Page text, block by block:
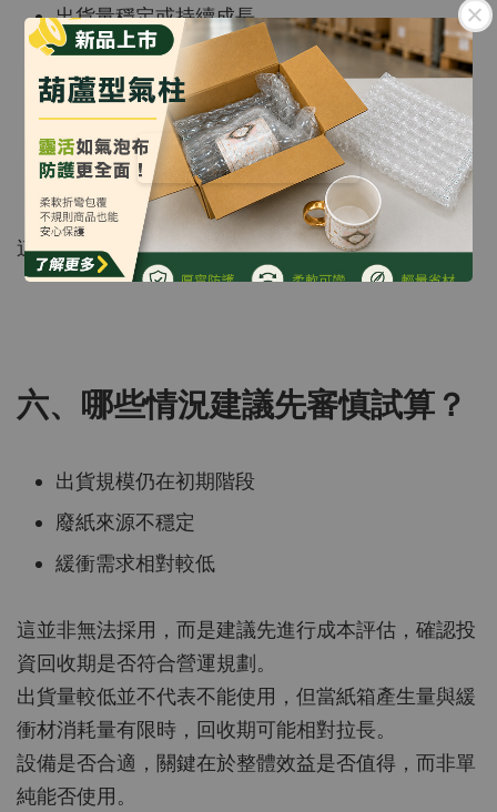
出貨量穩定或持續成長
有固定紙箱來源
緩衝材支出逐年增加
包裝區有空間壓力
有減廢或ESG目標
這類企業較容易看到投資回收效果。
六、哪些情況建議先審慎試算？
出貨規模仍在初期階段
廢紙來源不穩定
緩衝需求相對較低
這並非無法採用，而是建議先進行成本評估，確認投
資回收期是否符合營運規劃。
出貨量較低並不代表不能使用，但當紙箱產生量與緩
衝材消耗量有限時，回收期可能相對拉長。
設備是否合適，關鍵在於整體效益是否值得，而非單
純能否使用。